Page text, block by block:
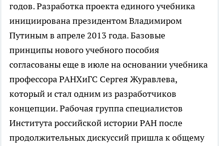
годов. Разработка проекта единого учебника
инициирована президентом Владимиром
Путиным в апреле 2013 года. Базовые
принципы нового учебного пособия
согласованы еще в июле на основании учебника
профессора РАНХиГС Сергея Журавлева,
который и стал одним из разработчиков
концепции. Рабочая группа специалистов
Института российской истории РАН после
продолжительных дискуссий пришла к общему